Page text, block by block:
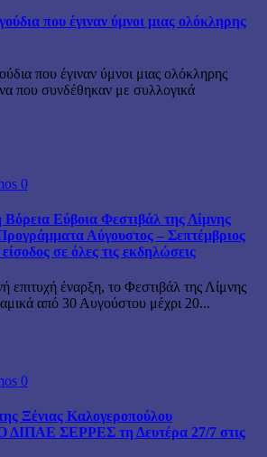
που έγιναν ύμνοι μιας ολόκληρης
που έγιναν ύμνοι μιας ολόκληρης
που συνδέθηκαν με συλλογικά
0
Εύβοια Φεστιβάλ της Λίμνης
Αύγουστος – Σεπτέμβριος
σε όλες τις εκδηλώσεις
επιτυχή έναρξη, το Φεστιβάλ της Λίμνης
από 30 Αυγούστου μέχρι 20...
0
Ξένιας Καλογεροπούλου
ΣΕΡΡΕΣ τη Δευτέρα 27/7 στις